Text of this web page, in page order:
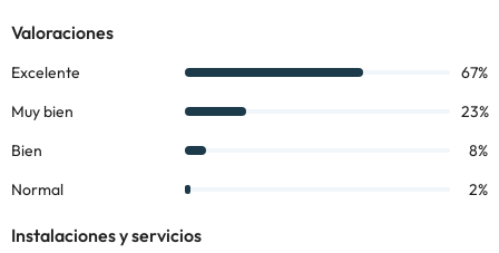
alojamiento. Si tienes dudas, contáctanos.